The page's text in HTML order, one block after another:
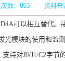
数： 863 资料来
可以相互替代
模块的使用和监
持对J0/J1/C2字节